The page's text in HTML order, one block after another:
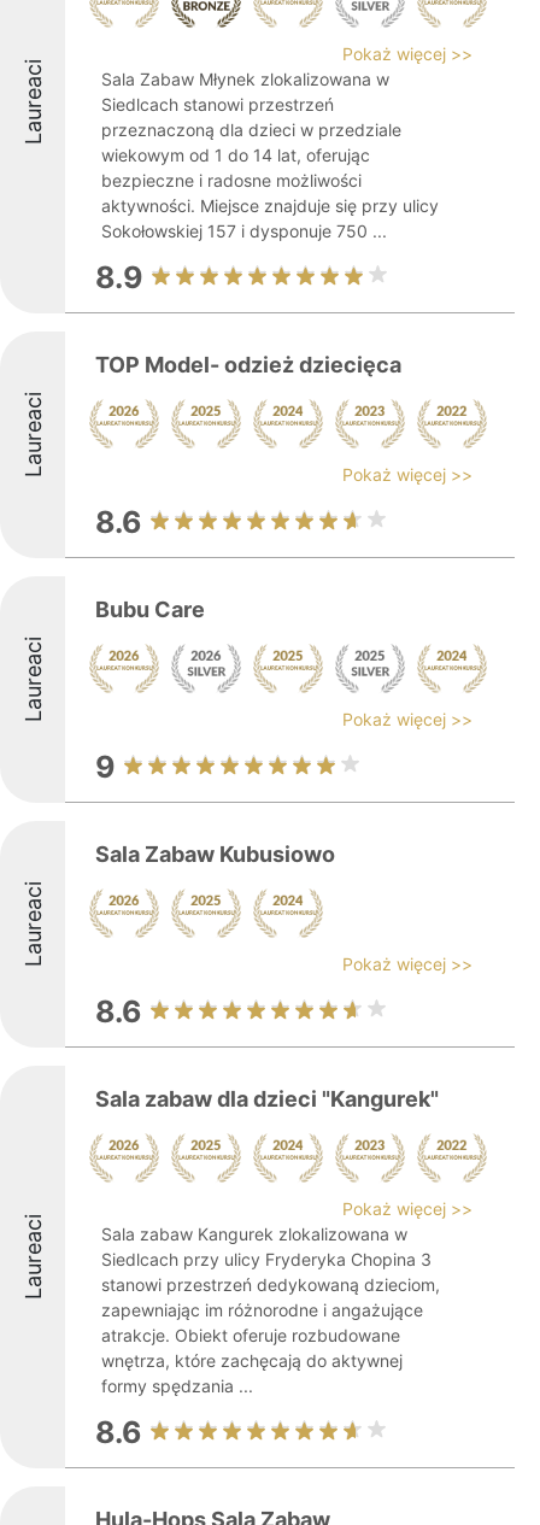
Laureaci
Pokaż więcej >>
Sala Zabaw Młynek zlokalizowana w
Siedlcach stanowi przestrzeń
przeznaczoną dla dzieci w przedziale
wiekowym od 1 do 14 lat, oferując
bezpieczne i radosne możliwości
aktywności. Miejsce znajduje się przy ulicy
Sokołowskiej 157 i dysponuje 750 ...
8.9
Laureaci
TOP Model- odzież dziecięca
Pokaż więcej >>
8.6
Laureaci
Bubu Care
Pokaż więcej >>
9
Laureaci
Sala Zabaw Kubusiowo
Pokaż więcej >>
8.6
Laureaci
Sala zabaw dla dzieci "Kangurek"
Pokaż więcej >>
Sala zabaw Kangurek zlokalizowana w
Siedlcach przy ulicy Fryderyka Chopina 3
stanowi przestrzeń dedykowaną dzieciom,
zapewniając im różnorodne i angażujące
atrakcje. Obiekt oferuje rozbudowane
wnętrza, które zachęcają do aktywnej
formy spędzania ...
8.6
Hula-Hops Sala Zabaw